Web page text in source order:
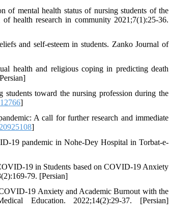
of mental health status of nursing students of the
health research in community 2021;7(1):25-36.
and self-esteem in students. Zanko Journal of
health and religious coping in predicting death
toward the nursing profession during the
]
A call for further research and immediate
]
19 pandemic in Nohe-Dey Hospital in Torbat-e-
19 in Students based on COVID-19 Anxiety
79. [Persian]
19 Anxiety and Academic Burnout with the
Education. 2022;14(2):29-37. [Persian]